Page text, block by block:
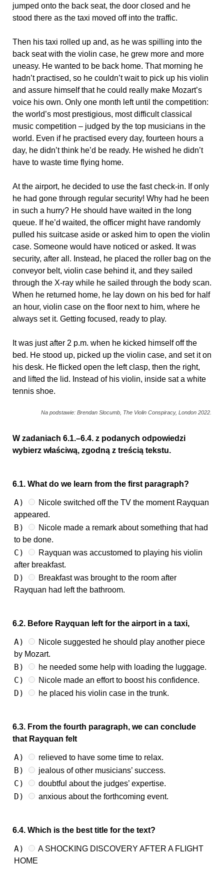
jumped onto the back seat, the door closed and he
stood there as the taxi moved off into the traffic.
Then his taxi rolled up and, as he was spilling into the
back seat with the violin case, he grew more and more
uneasy. He wanted to be back home. That morning he
hadn’t practised, so he couldn’t wait to pick up his violin
and assure himself that he could really make Mozart’s
voice his own. Only one month left until the competition:
the world’s most prestigious, most difficult classical
music competition – judged by the top musicians in the
world. Even if he practised every day, fourteen hours a
day, he didn’t think he’d be ready. He wished he didn’t
have to waste time flying home.
At the airport, he decided to use the fast check-in. If only
he had gone through regular security! Why had he been
in such a hurry? He should have waited in the long
queue. If he’d waited, the officer might have randomly
pulled his suitcase aside or asked him to open the violin
case. Someone would have noticed or asked. It was
security, after all. Instead, he placed the roller bag on the
conveyor belt, violin case behind it, and they sailed
through the X-ray while he sailed through the body scan.
When he returned home, he lay down on his bed for half
an hour, violin case on the floor next to him, where he
always set it. Getting focused, ready to play.
It was just after 2 p.m. when he kicked himself off the
bed. He stood up, picked up the violin case, and set it on
his desk. He flicked open the left clasp, then the right,
and lifted the lid. Instead of his violin, inside sat a white
tennis shoe.
Na podstawie: Brendan Slocumb, The Violin Conspiracy, London 2022.
W zadaniach 6.1.–6.4. z podanych odpowiedzi
wybierz właściwą, zgodną z treścią tekstu.
6.1. What do we learn from the first paragraph?
A)
Nicole switched off the TV the moment Rayquan
appeared.
B)
Nicole made a remark about something that had
to be done.
C)
Rayquan was accustomed to playing his violin
after breakfast.
D)
Breakfast was brought to the room after
Rayquan had left the bathroom.
6.2. Before Rayquan left for the airport in a taxi,
A)
Nicole suggested he should play another piece
by Mozart.
B) he needed some help with loading the luggage.
C) Nicole made an effort to boost his confidence.
D) he placed his violin case in the trunk.
6.3. From the fourth paragraph, we can conclude
that Rayquan felt
A) relieved to have some time to relax.
B) jealous of other musicians’ success.
C) doubtful about the judges’ expertise.
D) anxious about the forthcoming event.
6.4. Which is the best title for the text?
A)
A SHOCKING DISCOVERY AFTER A FLIGHT
HOME